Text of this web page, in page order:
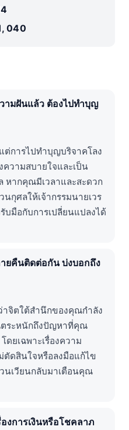
040
ามฝันแล้ว ต้องไปทำบุญ
ต่การไปทำบุญบริจาคโลง
ความสบายใจและเป็น
หากคุณมีเวลาและสะดวก
กุศลให้เจ้ากรรมนายเวร
บมือกับการเปลี่ยนแปลงได้
ยคืนติดต่อกัน บ่งบอกถึง
จิตใต้สำนึกของคุณกำลัง
ระหนักถึงปัญหาที่คุณ
ดยเฉพาะเรื่องความ
ดสินใจหรือลงมือแก้ไข
นเวียนกลับมาเตือนคุณ
งการเงินหรือโชคลาภ